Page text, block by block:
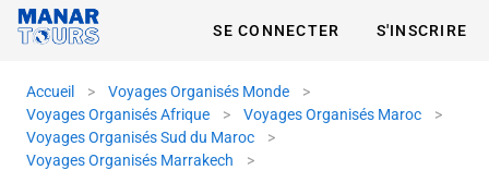
SE CONNECTER S'INSCRIRE
Accueil > Voyages Organisés Monde
>
Voyages Organisés Afrique
> Voyages Organisés Maroc
>
Voyages Organisés Sud du Maroc
>
Voyages Organisés Marrakech
>